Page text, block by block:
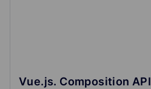
Vue.js. Composition API